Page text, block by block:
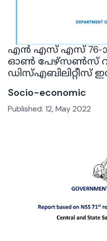
എൻ എസ് എസ് 76-
ഓൺ പേഴ്സൺസ്
ഡിസ്എബിലിറ്റീസ്
Socio-economic
Published: 12, May 2022